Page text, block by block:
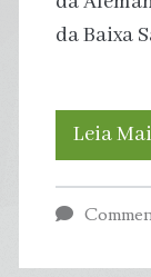
da Baixa
Leia